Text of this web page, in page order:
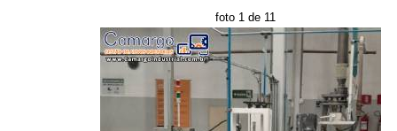
foto 1 de 11